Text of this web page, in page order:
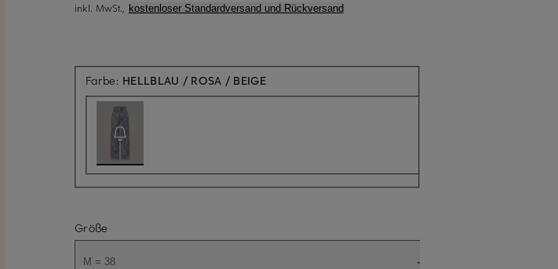
inkl. MwSt., kostenloser Standardversand und Rückversand
Farbe: HELLBLAU / ROSA / BEIGEAktuell nicht verfügbar
Größe
M = 38